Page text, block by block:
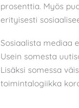
prosenttia. Myös
erityisesti
Sosiaalista mediaa
Usein somesta
Lisäksi somessa
toimintalogiikka